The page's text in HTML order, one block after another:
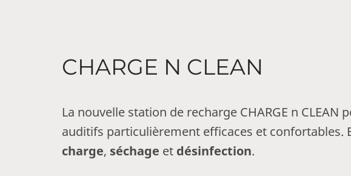
CHARGE N CLEAN
La nouvelle station de recharge CHARGE n
auditifs particulièrement efficaces et
charge, séchage et désinfection.